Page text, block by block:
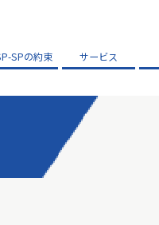
SPの約束 サービス